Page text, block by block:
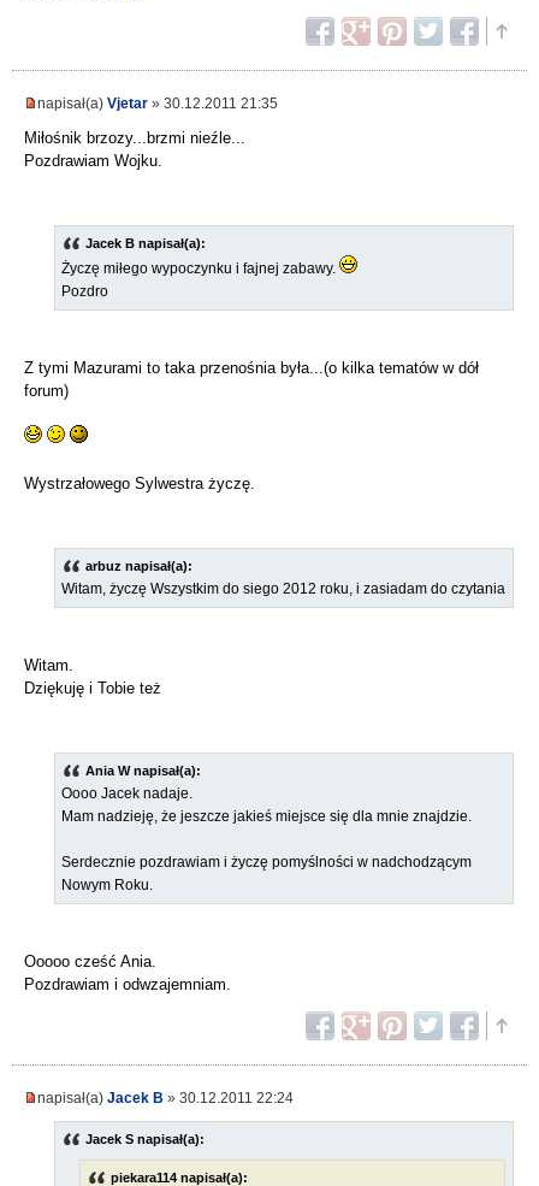
napisał(a) Vjetar » 30.12.2011 21:35
Miłośnik brzozy...brzmi nieźle...
Pozdrawiam Wojku.
Jacek B napisał(a):
Życzę miłego wypoczynku i fajnej zabawy.
Pozdro
Z tymi Mazurami to taka przenośnia była...(o kilka tematów w dół
forum)
Wystrzałowego Sylwestra życzę.
arbuz napisał(a):
Witam, życzę Wszystkim do siego 2012 roku, i zasiadam do czytania
Witam.
Dziękuję i Tobie też
Ania W napisał(a):
Oooo Jacek nadaje.
Mam nadzieję, że jeszcze jakieś miejsce się dla mnie znajdzie.
Serdecznie pozdrawiam i życzę pomyślności w nadchodzącym
Nowym Roku.
Ooooo cześć Ania.
Pozdrawiam i odwzajemniam.
napisał(a) Jacek B » 30.12.2011 22:24
Jacek S napisał(a):
piekara114 napisał(a):